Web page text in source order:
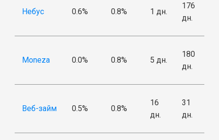
Небус 0.6% 0.8% 1 дн.
176
дн.
Moneza 0.0% 0.8% 5 дн.
180
дн.
Веб-займ 0.5% 0.8%
16
дн.
31
дн.